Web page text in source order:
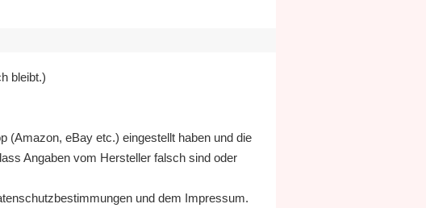
bleibt.)
(Amazon, eBay etc.) eingestellt haben und die
Angaben vom Hersteller falsch sind oder
und dem Impressum.